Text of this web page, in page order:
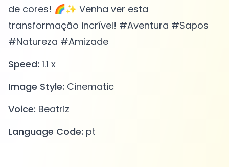
de cores! 🌈✨ Venha ver esta
transformação incrível! #Aventura #Sapos
#Natureza #Amizade
Speed: 1.1 x
Image Style: Cinematic
Voice: Beatriz
Language Code: pt